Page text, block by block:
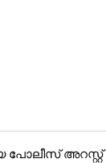
പോലീസ് അറസ്റ്റ്